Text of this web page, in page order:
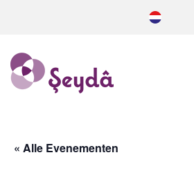
« Alle Evenementen